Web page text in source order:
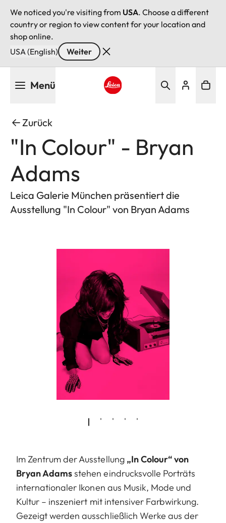
We noticed you're visiting from USA. Choose a different
country or region to view content for your location and
shop online.
USA (English)
Weiter
Menü
Zurück
"In Colour" - Bryan
Adams
Leica Galerie München präsentiert die
Ausstellung "In Colour" von Bryan Adams
Im Zentrum der Ausstellung „In Colour“ von
Bryan Adamsstehen eindrucksvolle Porträts
internationaler Ikonen aus Musik, Mode und
Kultur – inszeniert mit intensiver Farbwirkung.
Gezeigt werden ausschließlich Werke aus der